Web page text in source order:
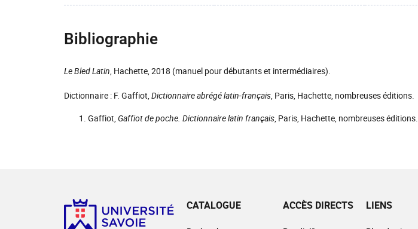
Bibliographie
Le Bled Latin, Hachette, 2018 (manuel pour débutants et intermédiaires).
Dictionnaire : F. Gaffiot,Dictionnaire abrégé latin-français, Paris, Hachette, nombreuses éditions.
Gaffiot, Gaffiot de poche. Dictionnaire latin français, Paris, Hachette, nombreuses éditions.
CATALOGUE ACCÈS DIRECTS LIENS